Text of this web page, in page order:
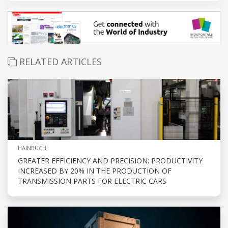
RELATED ARTICLES
HAINBUCH
GREATER EFFICIENCY AND PRECISION: PRODUCTIVITY
INCREASED BY 20% IN THE PRODUCTION OF
TRANSMISSION PARTS FOR ELECTRIC CARS